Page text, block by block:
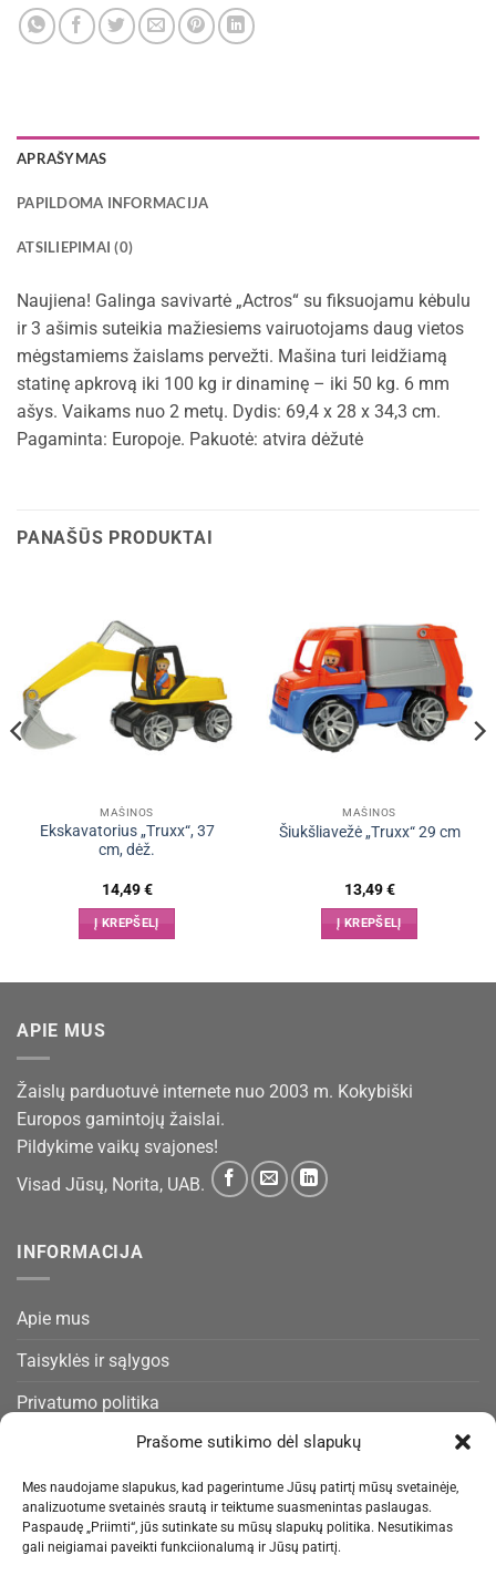
Prašome sutikimo dėl slapukų
Mes naudojame slapukus, kad pagerintume Jūsų patirtį mūsų svetainėje,
analizuotume svetainės srautą ir teiktume suasmenintas paslaugas.
Paspaudę „Priimti“, jūs sutinkate su mūsų slapukų politika. Nesutikimas
gali neigiamai paveikti funkciionalumą ir Jūsų patirtį.
APRAŠYMAS
PAPILDOMA INFORMACIJA
ATSILIEPIMAI (0)
Naujiena! Galinga savivartė „Actros“ su fiksuojamu kėbulu
ir 3 ašimis suteikia mažiesiems vairuotojams daug vietos
mėgstamiems žaislams pervežti. Mašina turi leidžiamą
statinę apkrovą iki 100 kg ir dinaminę – iki 50 kg. 6 mm
ašys. Vaikams nuo 2 metų. Dydis: 69,4 x 28 x 34,3 cm.
Pagaminta: Europoje. Pakuotė: atvira dėžutė
PANAŠŪS PRODUKTAI
MAŠINOS
Ekskavatorius „Truxx“, 37
cm, dėž.
14,49€
Į KREPŠELĮ
MAŠINOS
Šiukšliavežė „Truxx“ 29 cm
13,49€
Į KREPŠELĮ
APIE MUS
Žaislų parduotuvė internete nuo 2003 m. Kokybiški
Europos gamintojų žaislai.
Pildykime vaikų svajones!
Visad Jūsų, Norita, UAB.
INFORMACIJA
Apie mus
Taisyklės ir sąlygos
Privatumo politika
Slapukų politika
Pristatymas ir gražinimas
Kontaktai